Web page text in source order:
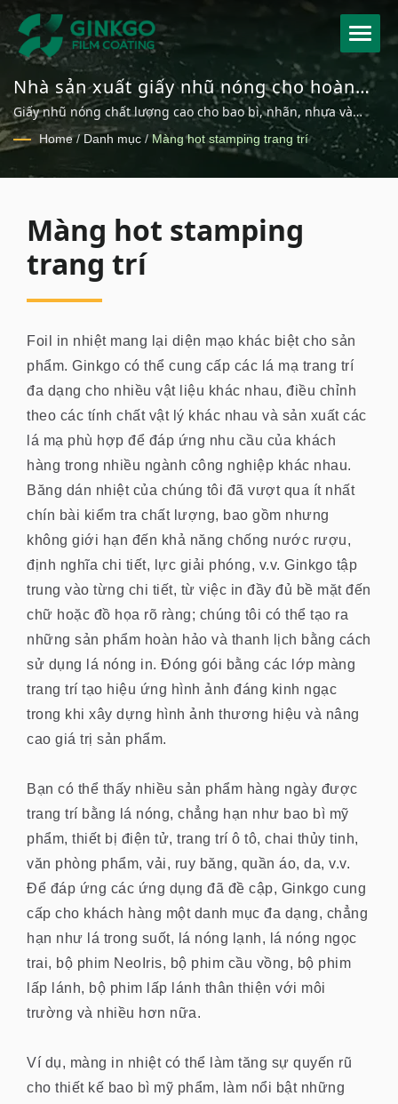
Nhà sản xuất giấy nhũ nóng cho hoàn
thiện bề mặt trang trí
Giấy nhũ nóng chất lượng cao cho bao bì, nhãn, nhựa và
trang trí cao cấp
Home / Danh mục / Màng hot stamping trang trí
Màng hot stamping
trang trí
Foil in nhiệt mang lại diện mạo khác biệt cho sản
phẩm. Ginkgo có thể cung cấp các lá mạ trang trí
đa dạng cho nhiều vật liệu khác nhau, điều chỉnh
theo các tính chất vật lý khác nhau và sản xuất các
lá mạ phù hợp để đáp ứng nhu cầu của khách
hàng trong nhiều ngành công nghiệp khác nhau.
Băng dán nhiệt của chúng tôi đã vượt qua ít nhất
chín bài kiểm tra chất lượng, bao gồm nhưng
không giới hạn đến khả năng chống nước rượu,
định nghĩa chi tiết, lực giải phóng, v.v. Ginkgo tập
trung vào từng chi tiết, từ việc in đầy đủ bề mặt đến
chữ hoặc đồ họa rõ ràng; chúng tôi có thể tạo ra
những sản phẩm hoàn hảo và thanh lịch bằng cách
sử dụng lá nóng in. Đóng gói bằng các lớp màng
trang trí tạo hiệu ứng hình ảnh đáng kinh ngạc
trong khi xây dựng hình ảnh thương hiệu và nâng
cao giá trị sản phẩm.
Bạn có thể thấy nhiều sản phẩm hàng ngày được
trang trí bằng lá nóng, chẳng hạn như bao bì mỹ
phẩm, thiết bị điện tử, trang trí ô tô, chai thủy tinh,
văn phòng phẩm, vải, ruy băng, quần áo, da, v.v.
Để đáp ứng các ứng dụng đã đề cập, Ginkgo cung
cấp cho khách hàng một danh mục đa dạng, chẳng
hạn như lá trong suốt, lá nóng lạnh, lá nóng ngọc
trai, bộ phim NeoIris, bộ phim cầu vồng, bộ phim
lấp lánh, bộ phim lấp lánh thân thiện với môi
trường và nhiều hơn nữa.
Ví dụ, màng in nhiệt có thể làm tăng sự quyến rũ
cho thiết kế bao bì mỹ phẩm, làm nổi bật những